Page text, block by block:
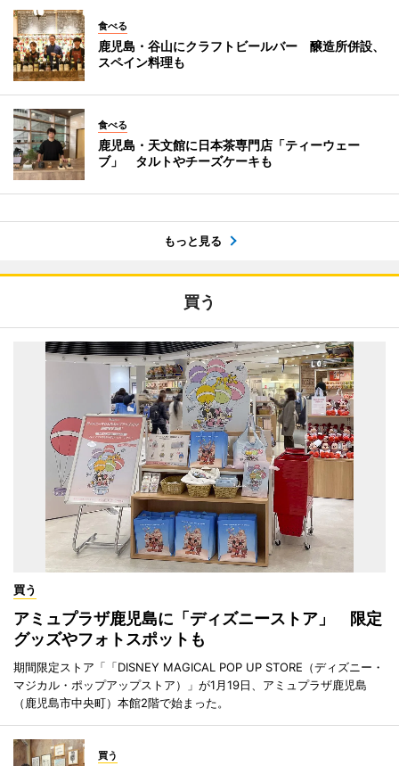
食べる
鹿児島・谷山にクラフトビールバー 醸造所併設、
スペイン料理も
食べる
鹿児島・天文館に日本茶専門店「ティーウェー
ブ」 タルトやチーズケーキも
もっと見る
買う
買う
アミュプラザ鹿児島に「ディズニーストア」 限定
グッズやフォトスポットも
期間限定ストア「「DISNEY MAGICAL POP UP STORE（ディズニー・
マジカル・ポップアップストア）」が1月19日、アミュプラザ鹿児島
（鹿児島市中央町）本館2階で始まった。
買う